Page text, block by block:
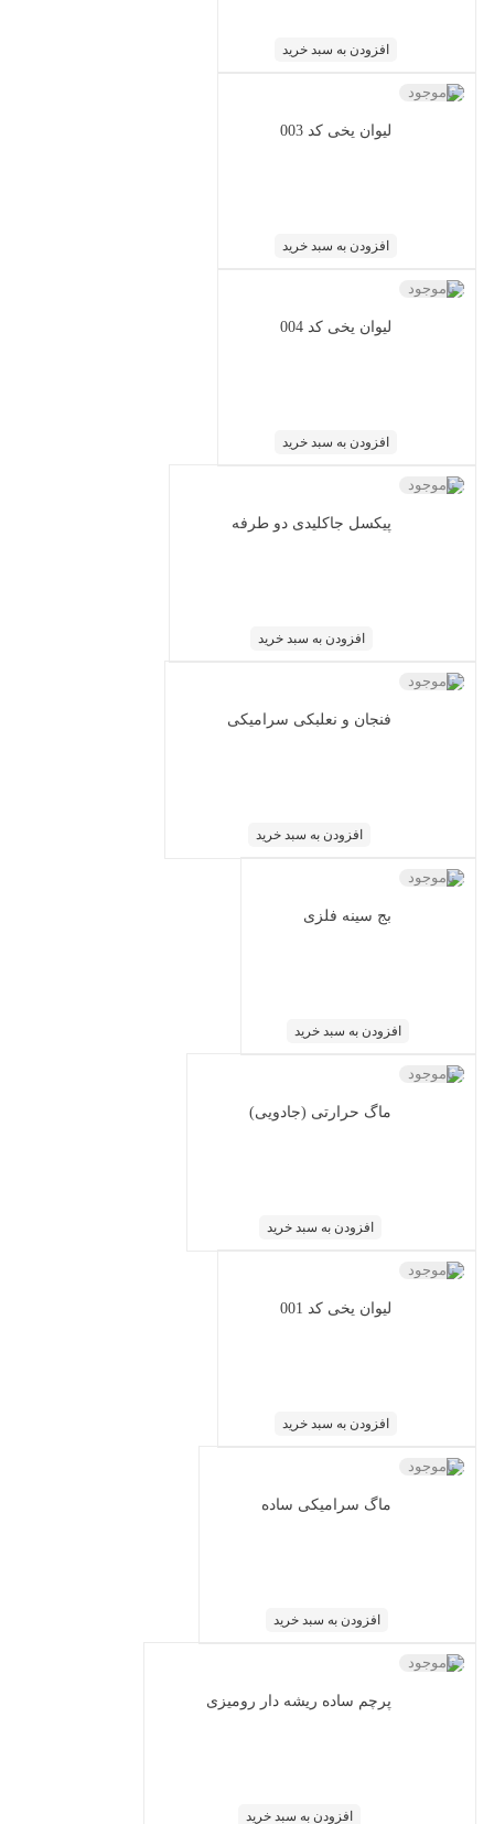
افزودن به سبد خرید
لیوان یخی کد 003
ناموجود
افزودن به سبد خرید
لیوان یخی کد 004
ناموجود
افزودن به سبد خرید
پیکسل جاکلیدی دو طرفه
ناموجود
افزودن به سبد خرید
فنجان و نعلبکی سرامیکی
ناموجود
افزودن به سبد خرید
بج سینه فلزی
ناموجود
افزودن به سبد خرید
ماگ حرارتی (جادویی)
ناموجود
افزودن به سبد خرید
لیوان یخی کد 001
ناموجود
افزودن به سبد خرید
ماگ سرامیکی ساده
ناموجود
افزودن به سبد خرید
پرچم ساده ریشه دار رومیزی
ناموجود
افزودن به سبد خرید